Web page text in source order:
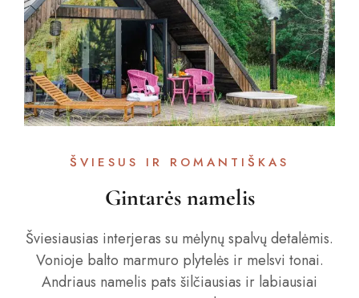
ŠVIESUS IR ROMANTIŠKAS
Gintarės namelis
Šviesiausias interjeras su mėlynų spalvų detalėmis.
Vonioje balto marmuro plytelės ir melsvi tonai.
Andriaus namelis pats šilčiausias ir labiausiai